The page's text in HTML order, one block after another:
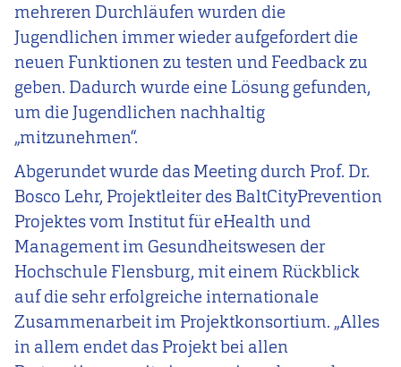
mehreren Durchläufen wurden die
Jugendlichen immer wieder aufgefordert die
neuen Funktionen zu testen und Feedback zu
geben. Dadurch wurde eine Lösung gefunden,
um die Jugendlichen nachhaltig
„mitzunehmen“.
Abgerundet wurde das Meeting durch Prof. Dr.
Bosco Lehr, Projektleiter des BaltCityPrevention
Projektes vom Institut für eHealth und
Management im Gesundheitswesen der
Hochschule Flensburg, mit einem Rückblick
auf die sehr erfolgreiche internationale
Zusammenarbeit im Projektkonsortium. „Alles
in allem endet das Projekt bei allen